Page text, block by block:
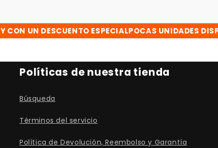
UN DESCUENTO ESPECIALPOCAS UNIDADES
Políticas de nuestra tienda
Búsqueda
Términos del servicio
Política de Devolución, Reembolso y Garantía